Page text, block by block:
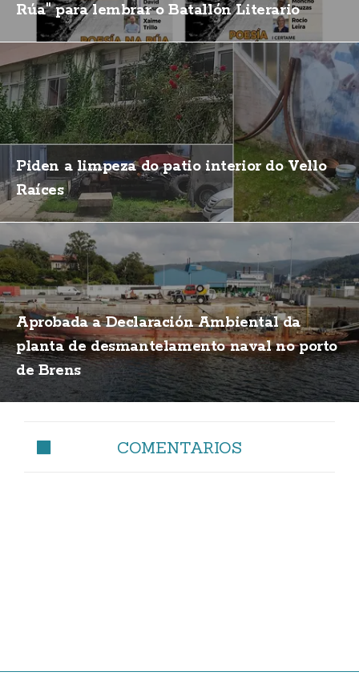
Rúa" para lembrar o Batallón Literario
Piden a limpeza do patio interior do Vello
Raíces
Aprobada a Declaración Ambiental da
planta de desmantelamento naval no porto
de Brens
COMENTARIOS